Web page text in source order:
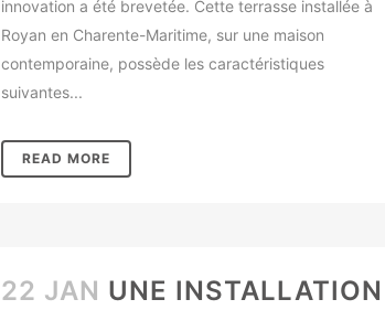
innovation a été brevetée. Cette terrasse installée à
Royan en Charente-Maritime, sur une maison
contemporaine, possède les caractéristiques
suivantes...
READ MORE
22 JAN UNE INSTALLATION